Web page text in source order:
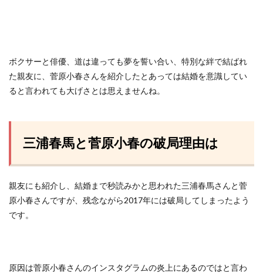
ボクサーと俳優、道は違っても夢を誓い合い、特別な絆で結ばれ
た親友に、菅原小春さんを紹介したとあっては結婚を意識してい
ると言われても大げさとは思えませんね。
三浦春馬と菅原小春の破局理由は
親友にも紹介し、結婚まで秒読みかと思われた三浦春馬さんと菅
原小春さんですが、残念ながら2017年には破局してしまったよう
です。
原因は菅原小春さんのインスタグラムの炎上にあるのではと言わ